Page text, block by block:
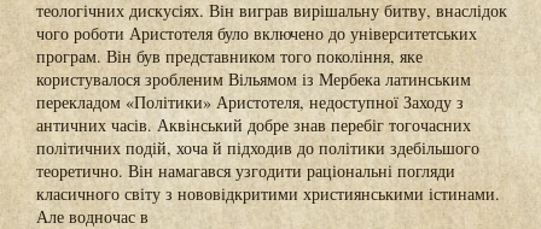
теологічних дискусіях. Він виграв вирішальну битву, внаслідок
чого роботи Аристотеля було включено до університетських
програм. Він був представником того покоління, яке
користувалося зробленим Вільямом із Мербека латинським
перекладом «Політики» Аристотеля, недоступної Заходу з
античних часів. Аквінський добре знав перебіг тогочасних
політичних подій, хоча й підходив до політики здебільшого
теоретично. Він намагався узгодити раціональні погляди
класичного світу з нововідкритими християнськими істинами.
Але водночас в